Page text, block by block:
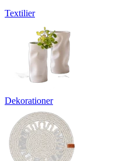
Textilier
Dekorationer